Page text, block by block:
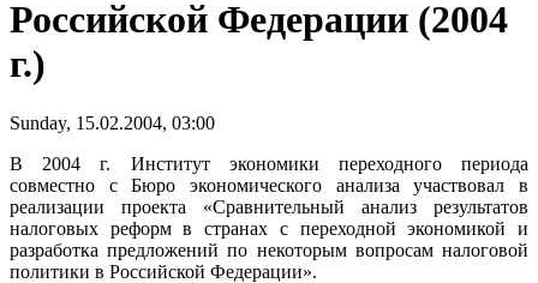
Российской Федерации (2004
г.)
Sunday, 15.02.2004, 03:00
В 2004 г. Институт экономики переходного периода
совместно с Бюро экономического анализа участвовал в
реализации проекта «Сравнительный анализ результатов
налоговых реформ в странах с переходной экономикой и
разработка предложений по некоторым вопросам налоговой
политики в Российской Федерации».